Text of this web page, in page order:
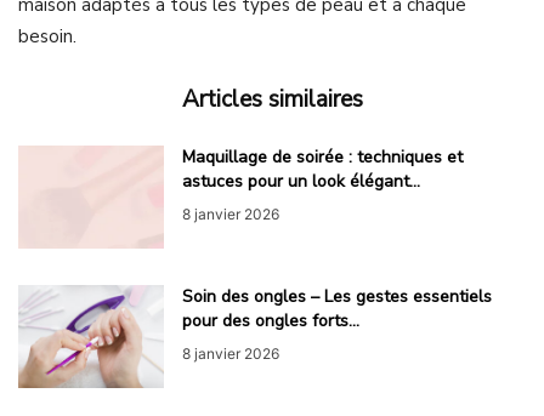
besoin.
Articles similaires
Maquillage de soirée : techniques et
astuces pour un look élégant...
8 janvier 2026
Soin des ongles – Les gestes essentiels
pour des ongles forts...
8 janvier 2026